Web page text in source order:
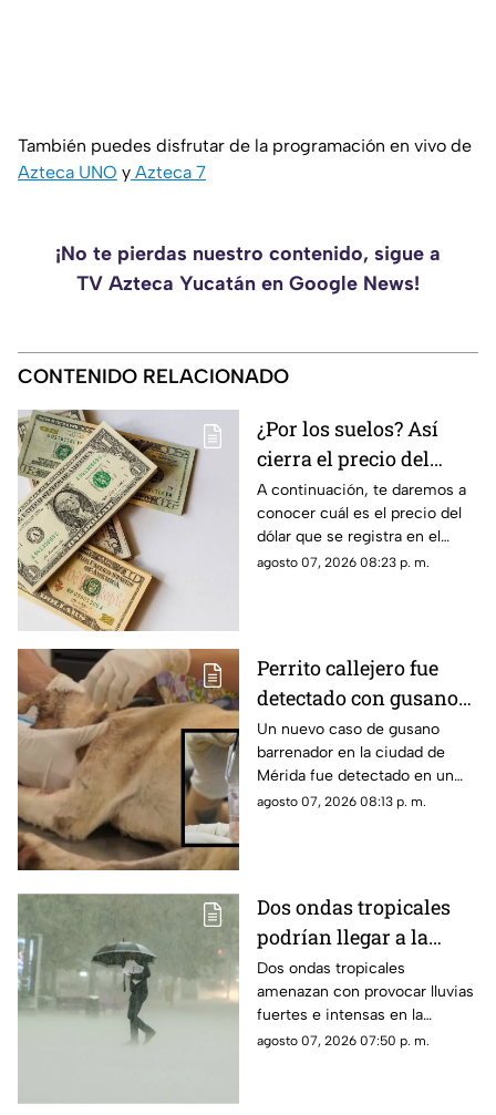
También puedes disfrutar de la programación en vivo de
Azteca UNO y Azteca 7
¡No te pierdas nuestro contenido, sigue a
TV Azteca Yucatán en Google News!
CONTENIDO RELACIONADO
¿Por los suelos? Así
cierra el precio del
dólar en Yucatán HOY
viernes 7 de agosto de
2026
A continuación, te daremos a
conocer cuál es el precio del
dólar que se registra en el
estado de Yucatán al cierre de
agosto 07, 2026 08:23 p. m.
Perrito callejero fue
detectado con gusano
barrenador en Mérida;
así fue rescatado
Un nuevo caso de gusano
barrenador en la ciudad de
Mérida fue detectado en un
perrito callejero, el cual fue
agosto 07, 2026 08:13 p. m.
Dos ondas tropicales
podrían llegar a la
Península de Yucatán y
provocar varios días de
lluvias; esto se sabe
Dos ondas tropicales
amenazan con provocar lluvias
fuertes e intensas en la
Península de Yucatán, por lo
agosto 07, 2026 07:50 p. m.